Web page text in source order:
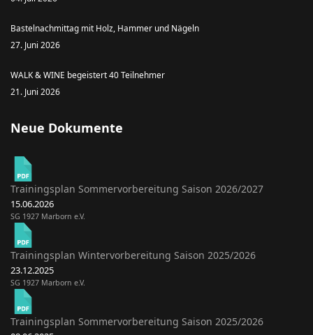
Bastelnachmittag mit Holz, Hammer und Nägeln
27. Juni 2026
WALK & WINE begeistert 40 Teilnehmer
21. Juni 2026
Neue Dokumente
Trainingsplan Sommervorbereitung Saison 2026/2027
15.06.2026
SG 1927 Marborn e.V.
Trainingsplan Wintervorbereitung Saison 2025/2026
23.12.2025
SG 1927 Marborn e.V.
Trainingsplan Sommervorbereitung Saison 2025/2026